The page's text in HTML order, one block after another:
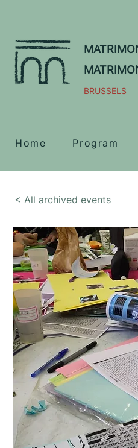
BRUSSELS
Home Program
< All archived events